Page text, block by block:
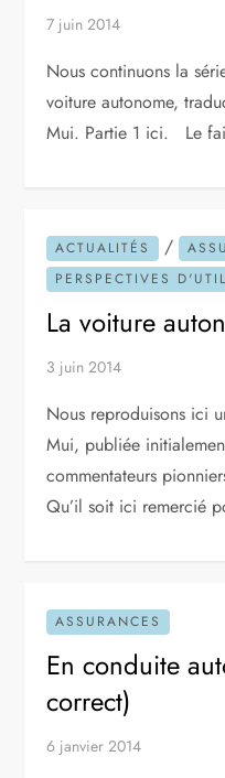
7 juin 2014
Nous continuons la
voiture autonome,
Mui. Partie 1 ici. Le
ACTUALITÉS /
PERSPECTIVES
La voiture
3 juin 2014
Nous reproduisons ici
Mui, publiée
commentateurs
Qu’il soit ici remercié
ASSURANCES
En conduite
correct)
6 janvier 2014